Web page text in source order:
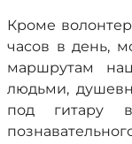
Кроме
часов в день,
маршрутам
людьми,
под гитару